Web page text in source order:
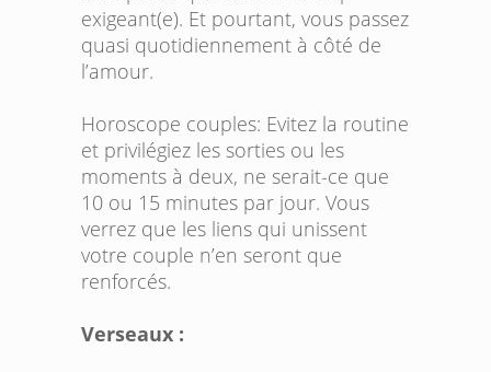
exigeant(e). Et pourtant, vous passez
quasi quotidiennement à côté de
l’amour.
Horoscope couples: Evitez la routine
et privilégiez les sorties ou les
moments à deux, ne serait-ce que
10 ou 15 minutes par jour. Vous
verrez que les liens qui unissent
votre couple n’en seront que
renforcés.
Verseaux :